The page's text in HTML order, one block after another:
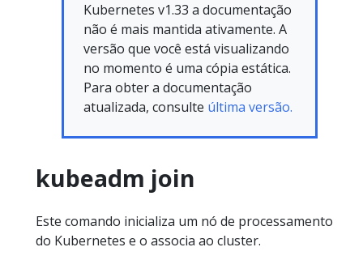
Kubernetes v1.33 a documentação
não é mais mantida ativamente. A
versão que você está visualizando
no momento é uma cópia estática.
Para obter a documentação
atualizada, consulte última versão.
kubeadm join
Este comando inicializa um nó de processamento
do Kubernetes e o associa ao cluster.